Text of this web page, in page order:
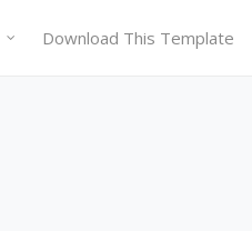
Download This Template